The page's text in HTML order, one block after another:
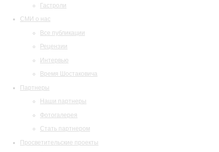
Гастроли
СМИ о нас
Все публикации
Рецензии
Интервью
Время Шостаковича
Партнеры
Наши партнеры
Фотогалерея
Стать партнером
Просветительские проекты